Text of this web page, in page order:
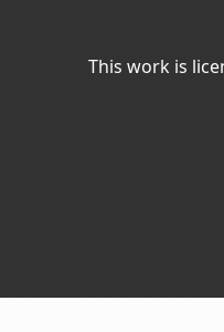
This work is